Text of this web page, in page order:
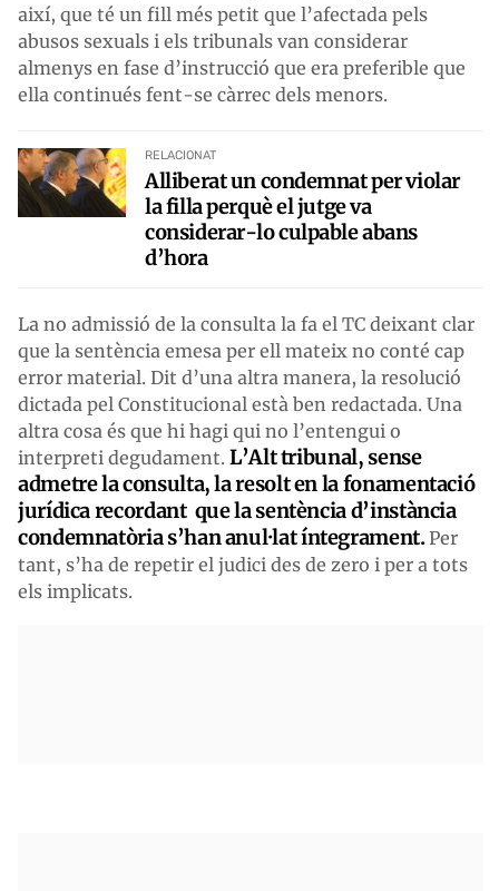
així, que té un fill més petit que l’afectada pels
abusos sexuals i els tribunals van considerar
almenys en fase d’instrucció que era preferible que
ella continués fent-se càrrec dels menors.
RELACIONAT
Alliberat un condemnat per violar
la filla perquè el jutge va
considerar-lo culpable abans
d’hora
La no admissió de la consulta la fa el TC deixant clar
que la sentència emesa per ell mateix no conté cap
error material. Dit d’una altra manera, la resolució
dictada pel Constitucional està ben redactada. Una
altra cosa és que hi hagi qui no l’entengui o
interpreti degudament. L’Alt tribunal, sense
admetre la consulta, la resolt en la fonamentació
jurídica recordant que la sentència d’instància
condemnatòria s’han anul·lat íntegrament.Per
tant, s’ha de repetir el judici des de zero i per a tots
els implicats.